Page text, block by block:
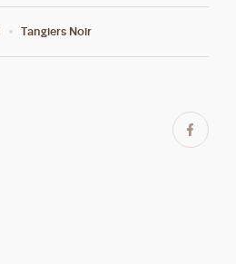
Tangiers Noir